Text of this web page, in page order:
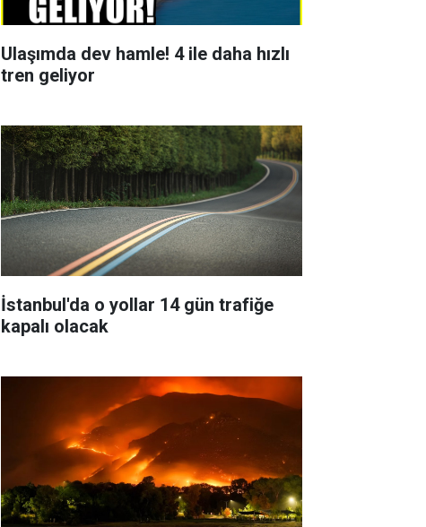
Ulaşımda dev hamle! 4 ile daha hızlı
tren geliyor
İstanbul'da o yollar 14 gün trafiğe
kapalı olacak